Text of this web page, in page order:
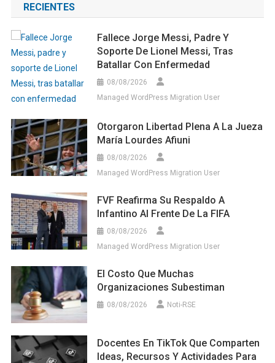
RECIENTES
Fallece Jorge Messi, Padre Y
Soporte De Lionel Messi, Tras
Batallar Con Enfermedad
08/08/2026
Managed WordPress Migration User
Otorgaron Libertad Plena A La Jueza
María Lourdes Afiuni
08/08/2026
Managed WordPress Migration User
FVF Reafirma Su Respaldo A
Infantino Al Frente De La FIFA
08/08/2026
Managed WordPress Migration User
El Costo Que Muchas
Organizaciones Subestiman
08/08/2026 Noti-RSE
Docentes En TikTok Que Comparten
Ideas, Recursos Y Actividades Para